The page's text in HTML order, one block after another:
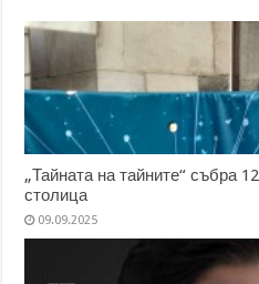
„Тайната на тайните“ събра
столица
09.09.2025